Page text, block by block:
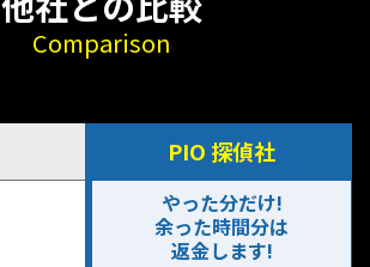
Comparison
PIO 探偵社
やった分だけ!
余った時間分は
返金します!